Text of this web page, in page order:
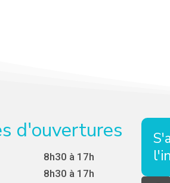
d'ouvertures
8h30 à 17h
8h30 à 17h